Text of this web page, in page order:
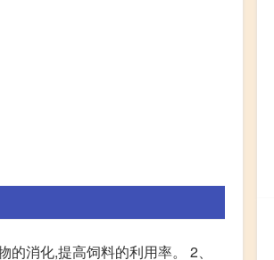
消化,提高饲料的利用率。 2、